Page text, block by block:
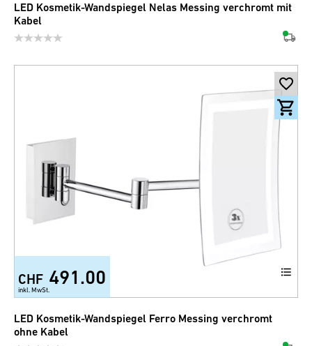
LED Kosmetik-Wandspiegel Nelas Messing verchromt mit
Kabel
CHF 491.00
inkl. MwSt.
LED Kosmetik-Wandspiegel Ferro Messing verchromt
ohne Kabel